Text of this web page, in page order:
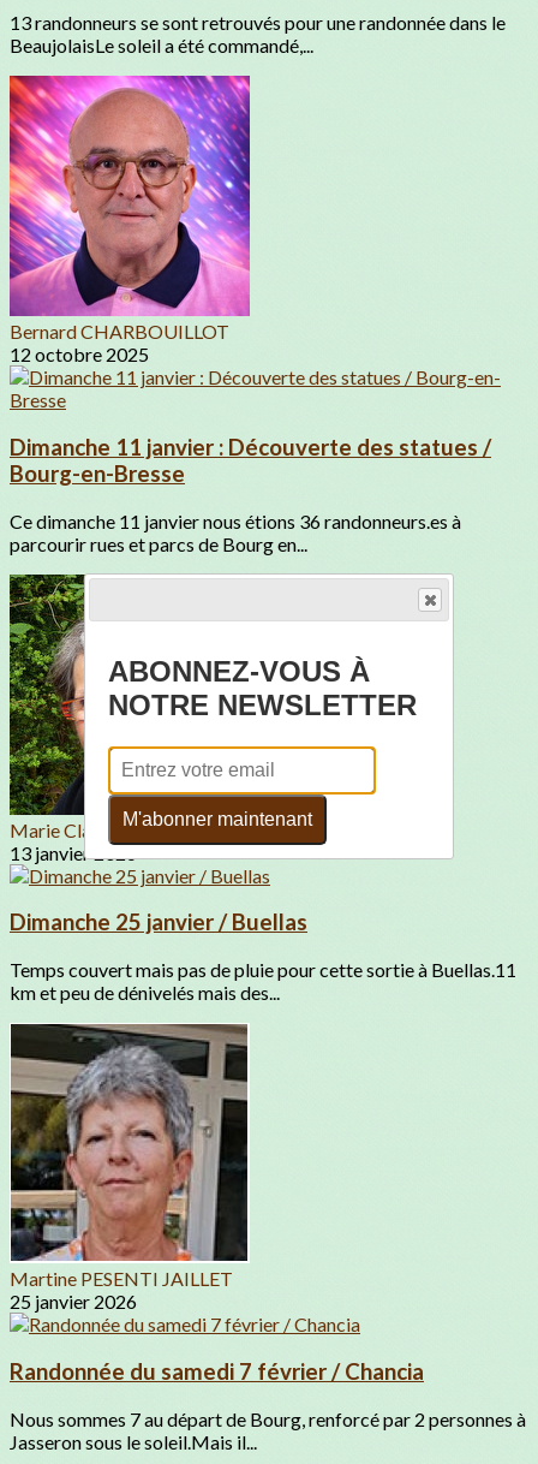
13 randonneurs se sont retrouvés pour une randonnée dans le
BeaujolaisLe soleil a été commandé,...
Bernard CHARBOUILLOT
12 octobre 2025
Dimanche 11 janvier : Découverte des statues /
Bourg-en-Bresse
Ce dimanche 11 janvier nous étions 36 randonneurs.es à
parcourir rues et parcs de Bourg en...
Marie Claire SERRADURA
13 janvier 2026
Dimanche 25 janvier / Buellas
Temps couvert mais pas de pluie pour cette sortie à Buellas.11
km et peu de dénivelés mais des...
Martine PESENTI JAILLET
25 janvier 2026
Randonnée du samedi 7 février / Chancia
Nous sommes 7 au départ de Bourg, renforcé par 2 personnes à
Jasseron sous le soleil.Mais il...
ABONNEZ-VOUS À
NOTRE NEWSLETTER
M'abonner maintenant